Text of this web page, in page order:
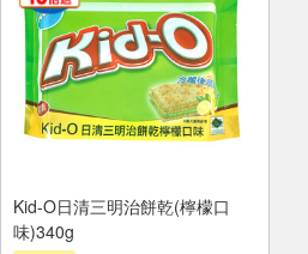
Kid-O日清三明治餅乾(檸檬口
味)340g